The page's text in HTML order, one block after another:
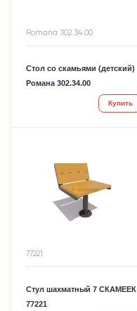
Romana 302.34.00
Стол со скамьями (детский)
Романа 302.34.00
Купить
77221
Стул шахматный 7 СКАМЕЕК
77221